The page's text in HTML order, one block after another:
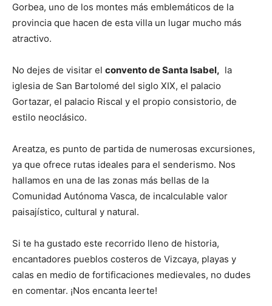
Gorbea, uno de los montes más emblemáticos de la
provincia que hacen de esta villa un lugar mucho más
atractivo.
No dejes de visitar el convento de Santa Isabel, la
iglesia de San Bartolomé del siglo XIX, el palacio
Gortazar, el palacio Riscal y el propio consistorio, de
estilo neoclásico.
Areatza, es punto de partida de numerosas excursiones,
ya que ofrece rutas ideales para el senderismo. Nos
hallamos en una de las zonas más bellas de la
Comunidad Autónoma Vasca, de incalculable valor
paisajístico, cultural y natural.
Si te ha gustado este recorrido lleno de historia,
encantadores pueblos costeros de Vizcaya, playas y
calas en medio de fortificaciones medievales, no dudes
en comentar. ¡Nos encanta leerte!